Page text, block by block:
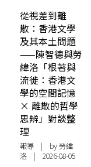
從視差到離
散：香港文學
及其本土問題
——陳智德與勞
緯洛「根著與
流徙：香港文
學的空間記憶
× 離散的哲學
思辨」對談整
理
報導 | by 勞緯
洛 | 2026-08-05